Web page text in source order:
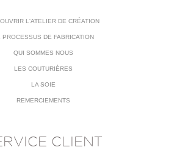
L'ATELIER DE CRÉATION
PROCESSUS DE FABRICATION
QUI SOMMES NOUS
LES COUTURIÈRES
LA SOIE
REMERCIEMENTS
CLIENT